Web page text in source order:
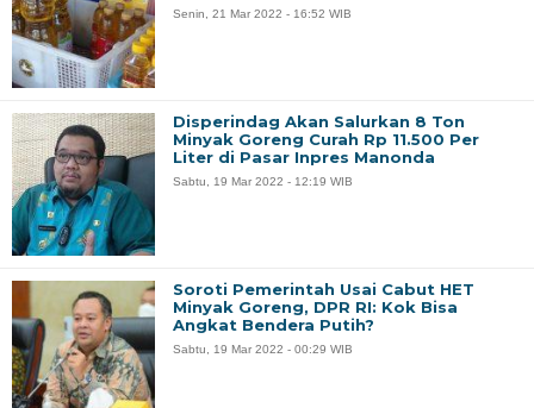
Senin, 21 Mar 2022 - 16:52 WIB
Disperindag Akan Salurkan 8 Ton
Minyak Goreng Curah Rp 11.500 Per
Liter di Pasar Inpres Manonda
Sabtu, 19 Mar 2022 - 12:19 WIB
Soroti Pemerintah Usai Cabut HET
Minyak Goreng, DPR RI: Kok Bisa
Angkat Bendera Putih?
Sabtu, 19 Mar 2022 - 00:29 WIB